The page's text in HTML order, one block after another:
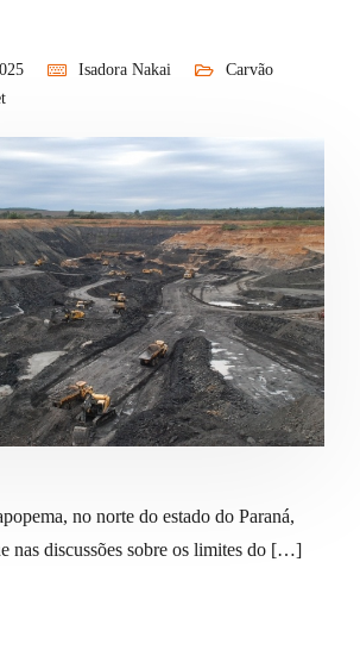
Isadora Nakai
Carvão
no norte do estado do Paraná,
nas discussões sobre os limites do […]